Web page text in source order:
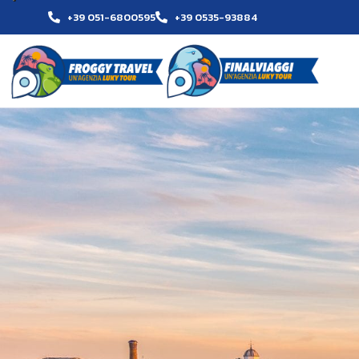
+39 051-6800595 +39 0535-93884